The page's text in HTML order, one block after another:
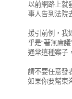
以前網路上就
事人告到法院
援引前例，我
乎是“著無庸議
通常這種案子
請不要任意發
如果你要幫東